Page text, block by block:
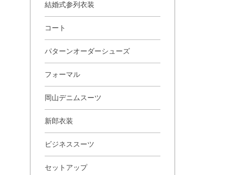
結婚式参列衣装
コート
パターンオーダーシューズ
フォーマル
岡山デニムスーツ
新郎衣装
ビジネススーツ
セットアップ